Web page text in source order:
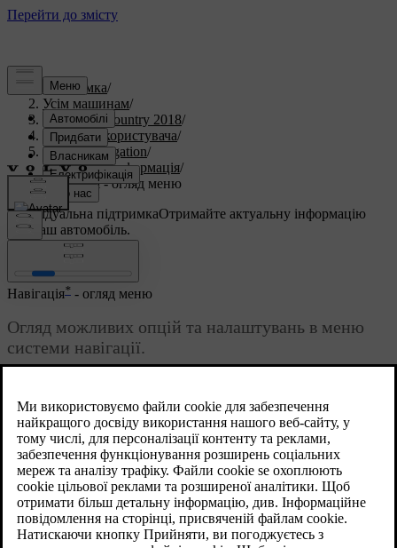
Підтримка/
Усім машинам/
S60 Cross Country 2018/
Посібник користувача/
Sensus Navigation/
системна інформація/
Навігація - огляд меню
Індивідуальна підтримкаОтримайте актуальну інформацію
про ваш автомобіль.
Навігація* - огляд меню
Огляд можливих опцій та налаштувань в меню
системи навігації.
які описуються у відповідних розділах.
Вхід в систему меню здійснюється натисканнямOK/MENU
зі звичайного екрана для джерела навігації.
Repeat voice guidance
Голосове супроводження
Set destination
Зазначити пункт призначення
Home
Зазначити пункт призначення